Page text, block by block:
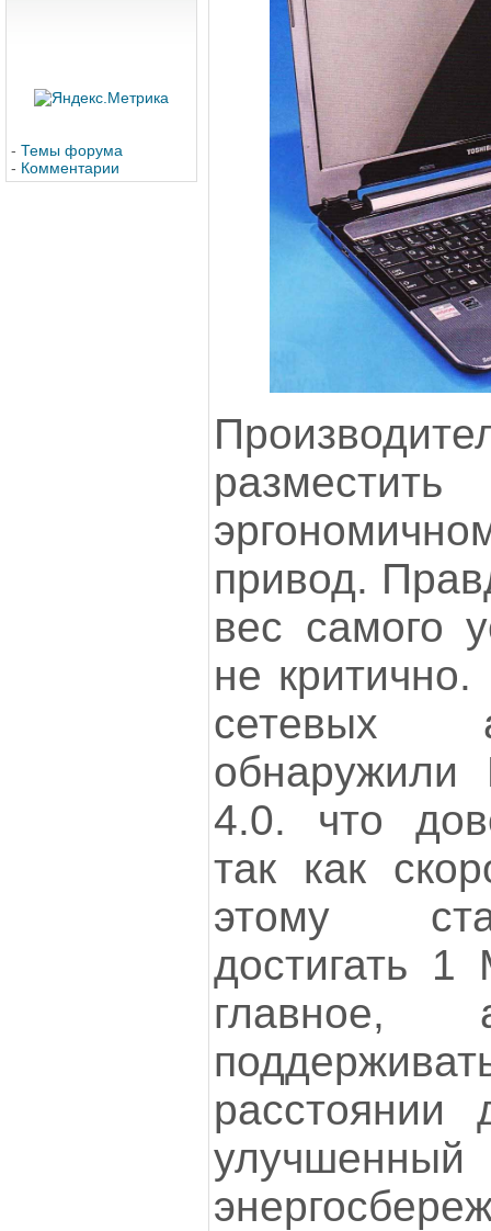
- Темы форума
- Комментарии
привод.
вес самого
не
сетевых
обнаружили
4.0. что
так как
этому
достигать
главное,